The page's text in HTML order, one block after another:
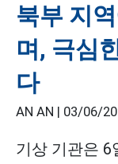
북부 지
며, 극심
다
AN AN | 03/06/
기상 기관은 6